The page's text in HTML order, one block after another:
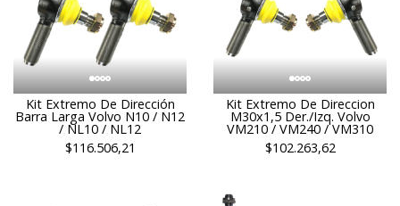
Kit Extremo De Dirección
Barra Larga Volvo N10 / N12
/ NL10 / NL12
$116.506,21
Kit Extremo De Direccion
M30x1,5 Der./Izq. Volvo
VM210 / VM240 / VM310
$102.263,62